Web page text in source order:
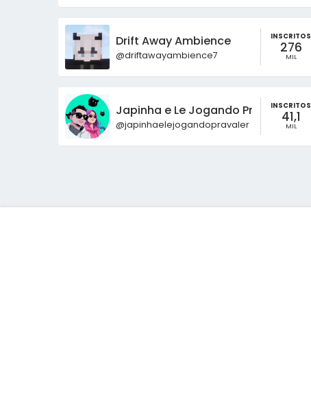
Drift Away Ambience
@driftawayambience7
INSCRITOS
276
MIL
Japinha e Le Jogando Pra Valer
@japinhaelejogandopravaler
INSCRITOS
41,1
MIL